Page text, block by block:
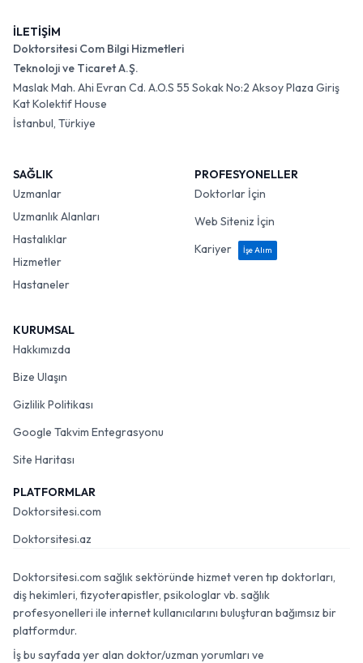
İLETİŞİM
Doktorsitesi Com Bilgi Hizmetleri
Teknoloji ve Ticaret A.Ş.
Maslak Mah. Ahi Evran Cd. A.O.S 55 Sokak No:2 Aksoy Plaza Giriş
Kat Kolektif House
İstanbul, Türkiye
SAĞLIK
Uzmanlar
Uzmanlık Alanları
Hastalıklar
Hizmetler
Hastaneler
PROFESYONELLER
Doktorlar İçin
Web Siteniz İçin
Kariyer
İşe Alım
KURUMSAL
Hakkımızda
Bize Ulaşın
Gizlilik Politikası
Google Takvim Entegrasyonu
Site Haritası
PLATFORMLAR
Doktorsitesi.com
Doktorsitesi.az
Doktorsitesi.com sağlık sektöründe hizmet veren tıp doktorları,
diş hekimleri, fizyoterapistler, psikologlar vb. sağlık
profesyonelleri ile internet kullanıcılarını buluşturan bağımsız bir
platformdur.
İş bu sayfada yer alan doktor/uzman yorumları ve